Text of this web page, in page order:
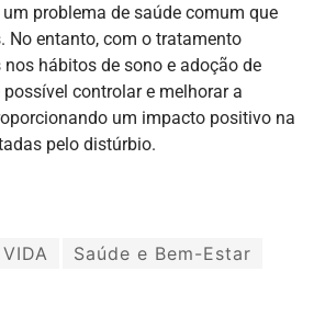
problema de saúde comum que
No entanto, com o tratamento
hábitos de sono e adoção de
controlar e melhorar a
um impacto positivo na
pelo distúrbio.
Saúde e Bem-Estar